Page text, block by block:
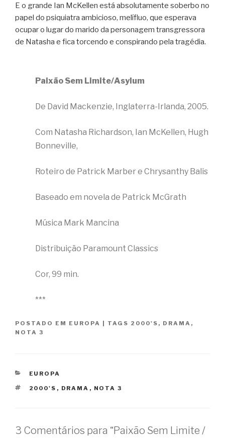
E o grande Ian McKellen está absolutamente soberbo no
papel do psiquiatra ambicioso, melífluo, que esperava
ocupar o lugar do marido da personagem transgressora
de Natasha e fica torcendo e conspirando pela tragédia.
Paixão Sem Limite/Asylum
De David Mackenzie, Inglaterra-Irlanda, 2005.
Com Natasha Richardson, Ian McKellen, Hugh
Bonneville,
Roteiro de Patrick Marber e Chrysanthy Balis
Baseado em novela de Patrick McGrath
Música Mark Mancina
Distribuição Paramount Classics
Cor, 99 min.
***
POSTADO EM EUROPA TAGS 2000'S , DRAMA ,
NOTA 3
CATEGORIAS
EUROPA
TAGS
2000'S , DRAMA , NOTA 3
3 Comentários para “Paixão Sem Limite /